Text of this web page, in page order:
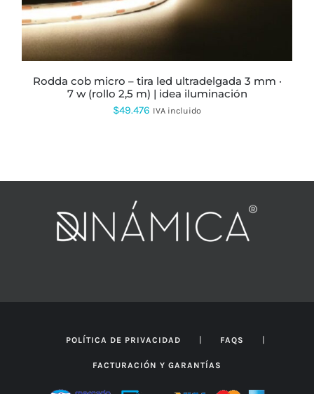
OPCIONES
SE
PUEDEN
ELEGIR
PÁGINA
DE
PRODUCTO
rodda cob micro – tira led ultradelgada 3 mm ·
7 w (rollo 2,5 m) | idea iluminación
$49.476 IVA incluido
POLÍTICA DE PRIVACIDAD | FAQS |
FACTURACIÓN Y GARANTÍAS